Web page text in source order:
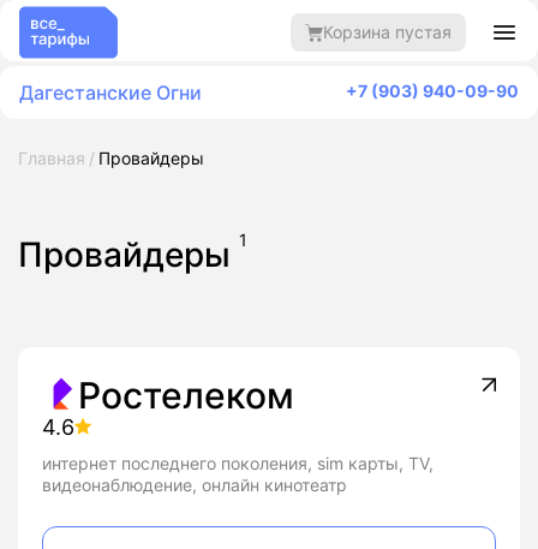
Корзина пустая
Дагестанские Огни +7 (903) 940-09-90
Главная Провайдеры
Провайдеры 1
Ростелеком
4.6
интернет последнего поколения, sim карты, TV,
видеонаблюдение, онлайн кинотеатр